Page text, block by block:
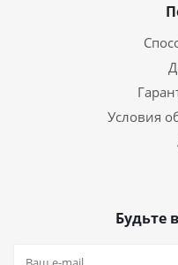
Условия
Будьте